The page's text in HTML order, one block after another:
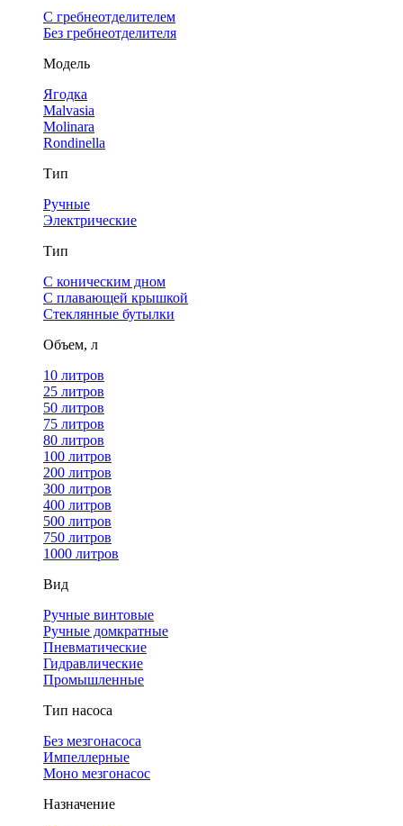
С гребнеотделителем
Без гребнеотделителя
Модель
Ягодка
Malvasia
Molinara
Rondinella
Тип
Ручные
Электрические
Тип
С коническим дном
С плавающей крышкой
Стеклянные бутылки
Объем, л
10 литров
25 литров
50 литров
75 литров
80 литров
100 литров
200 литров
300 литров
400 литров
500 литров
750 литров
1000 литров
Вид
Ручные винтовые
Ручные домкратные
Пневматические
Гидравлические
Промышленные
Тип насоса
Без мезгонасоса
Импеллерные
Моно мезгонасос
Назначение